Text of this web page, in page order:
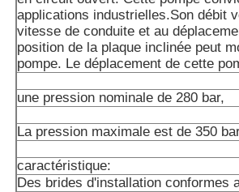
applications industrielles.Son débit
vitesse de conduite et au
position de la plaque inclinée peut
pompe. Le déplacement de cette
une pression nominale de 280 bar,
La pression maximale est de 350
caractéristique:
Des brides d'installation conformes